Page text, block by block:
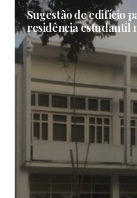
Sugestão de edifício
residência estudantil